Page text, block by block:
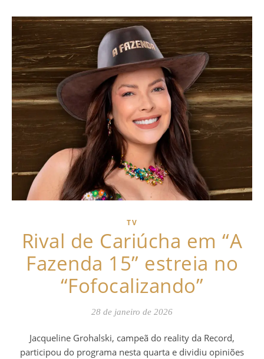
TV
Rival de Cariúcha em “A
Fazenda 15” estreia no
“Fofocalizando”
28 de janeiro de 2026
Jacqueline Grohalski, campeã do reality da Record,
participou do programa nesta quarta e dividiu opiniões